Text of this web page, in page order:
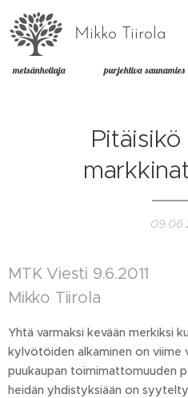
Mikko Tiirola
metsänhoitaja purjehtiva saunamies
MTK Viesti 9.6.2011
Mikko Tiirola
Yhtä varmaksi kevään merkiksi
kylvötöiden alkaminen on viime
puukaupan toimimattomuuden
heidän yhdistyksiään on